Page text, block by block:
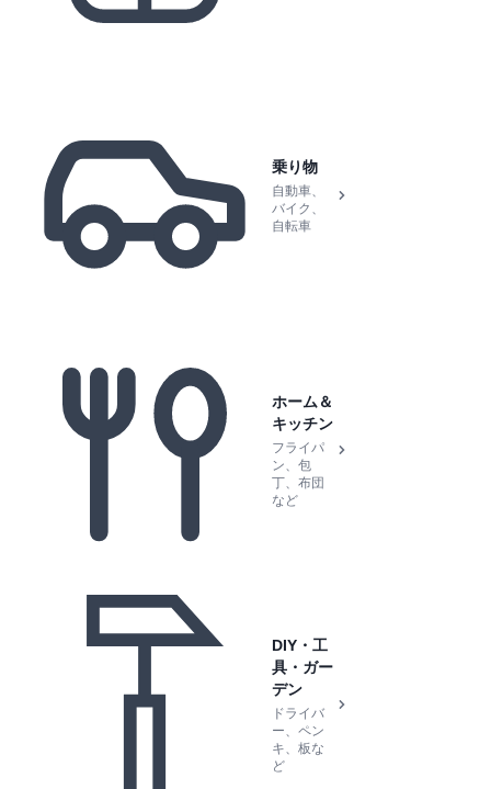
乗り物
自動車、
バイク、
自転車
ホーム＆
キッチン
フライパ
ン、包
丁、布団
など
DIY・工
具・ガー
デン
ドライバ
ー、ペン
キ、板な
ど